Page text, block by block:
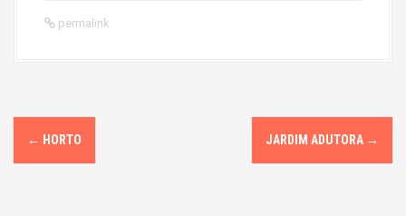
permalink
P
o
← HORTO JARDIM ADUTORA →